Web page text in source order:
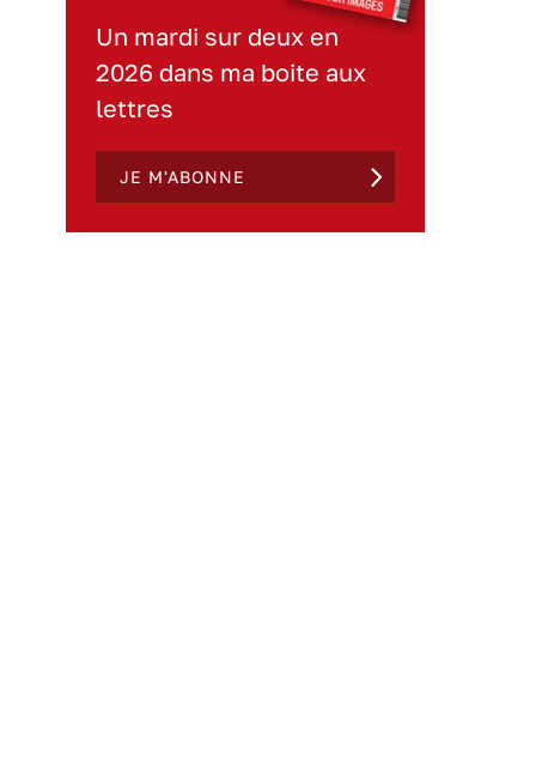
Un mardi sur deux en
2026 dans ma boite aux
lettres
JE M'ABONNE